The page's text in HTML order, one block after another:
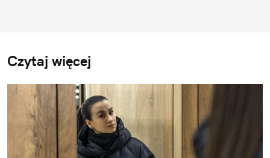
Czytaj więcej